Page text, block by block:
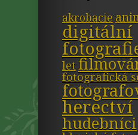
akrobacie
digitální
let
fotografická
herectví
hudebníci